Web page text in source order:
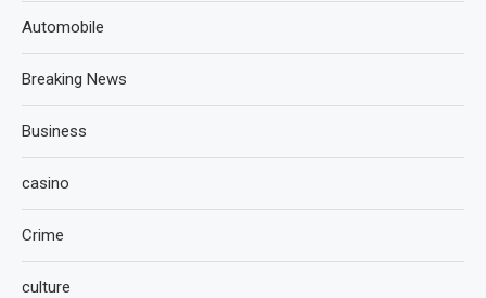
Automobile
Breaking News
Business
casino
Crime
culture